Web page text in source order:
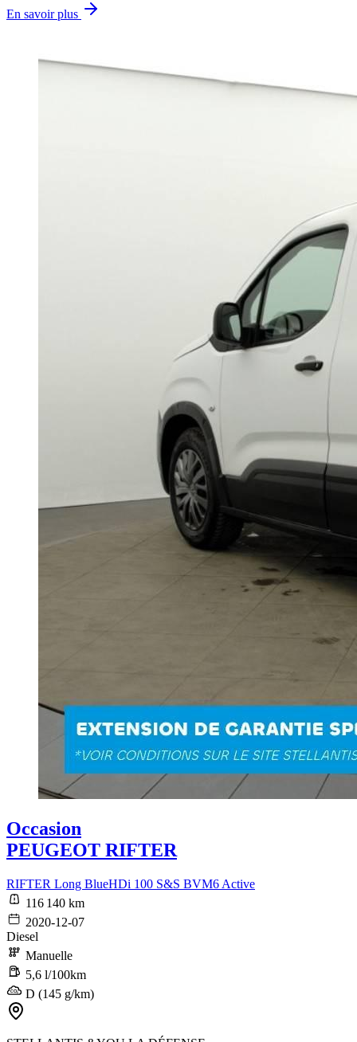
En savoir plus
Occasion
PEUGEOT RIFTER
RIFTER Long BlueHDi 100 S&S BVM6 Active
116 140 km
2020-12-07
Diesel
Manuelle
5,6 l/100km
D (145 g/km)